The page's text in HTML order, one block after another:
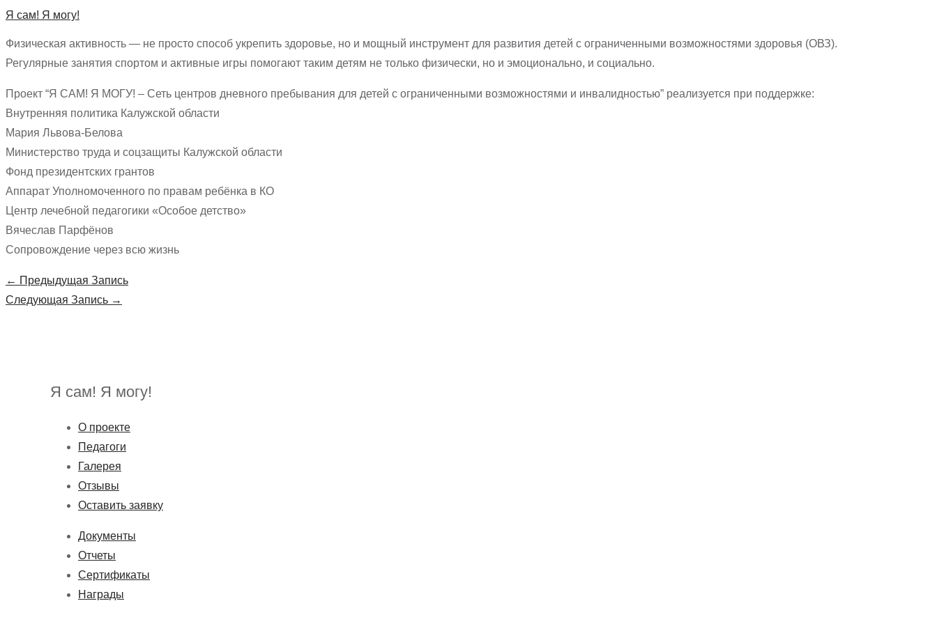
Я сам! Я могу!
Физическая активность — не просто способ укрепить здоровье, но и мощный инструмент для развития детей с ограниченными возможностями здоровья (ОВЗ).
Регулярные занятия спортом и активные игры помогают таким детям не только физически, но и эмоционально, и социально.
Проект “Я САМ! Я МОГУ! – Сеть центров дневного пребывания для детей с ограниченными возможностями и инвалидностью” реализуется при поддержке:
Внутренняя политика Калужской области
Мария Львова-Белова
Министерство труда и соцзащиты Калужской области
Фонд президентских грантов
Аппарат Уполномоченного по правам ребёнка в КО
Центр лечебной педагогики «Особое детство»
Вячеслав Парфёнов
Сопровождение через всю жизнь
Навигация
по
← Предыдущая Запись
Следующая Запись →
Я сам! Я могу!
О проекте
Педагоги
Галерея
Отзывы
Оставить заявку
Документы
Отчеты
Сертификаты
Награды